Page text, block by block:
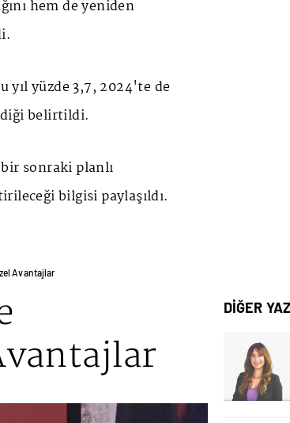
hem de yeniden
yıl yüzde 3,7, 2024'te de
belirtildi.
sonraki planlı
bilgisi paylaşıldı.
Avantajlar
DİĞER